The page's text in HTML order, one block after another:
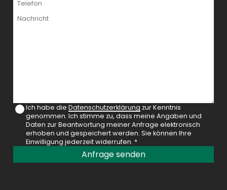
Ich habe die Datenschutzerklärung zur Kenntnis
genommen. Ich stimme zu, dass meine Angaben und
Daten zur Beantwortung meiner Anfrage elektronisch
erhoben und gespeichert werden. Sie können Ihre
Einwilligung jederzeit widerrufen. *
Anfrage senden